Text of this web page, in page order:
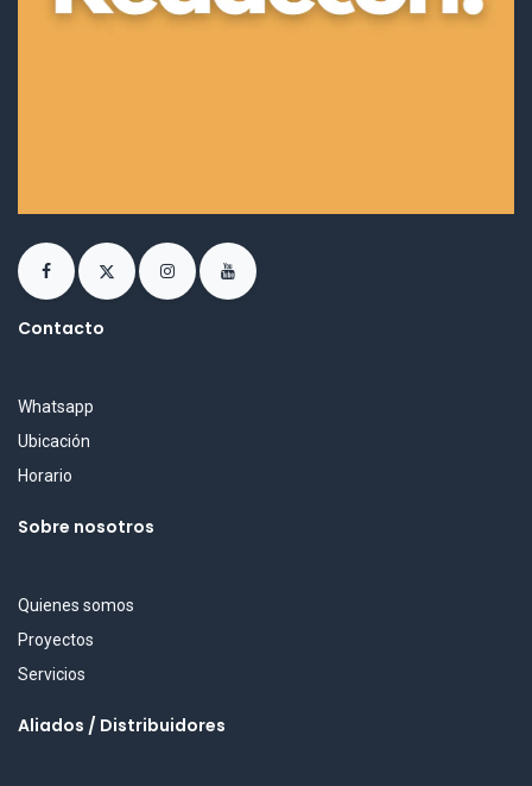
Contacto
Whatsapp
Ubicación
Horario
Sobre nosotros
Quienes somos
Proyectos
Servicios
Aliados / Distribuidores